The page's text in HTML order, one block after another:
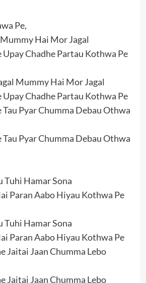
Pe,
Hai Mor Jagal
Upay Chadhe Partau Kothwa Pe
Mummy Hai Mor Jagal
Upay Chadhe Partau Kothwa Pe
Pyar Chumma Debau Othwa
Pyar Chumma Debau Othwa
Tuhi Hamar Sona
Paran Aabo Hiyau Kothwa Pe
Tuhi Hamar Sona
Paran Aabo Hiyau Kothwa Pe
Jaitai Jaan Chumma Lebo
Jaitai Jaan Chumma Lebo